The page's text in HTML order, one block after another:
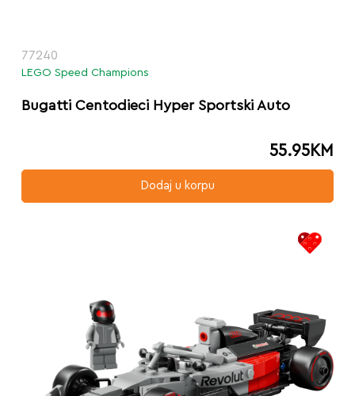
77240
LEGO Speed Champions
Bugatti Centodieci Hyper Sportski Auto
55.95KM
Dodaj u korpu